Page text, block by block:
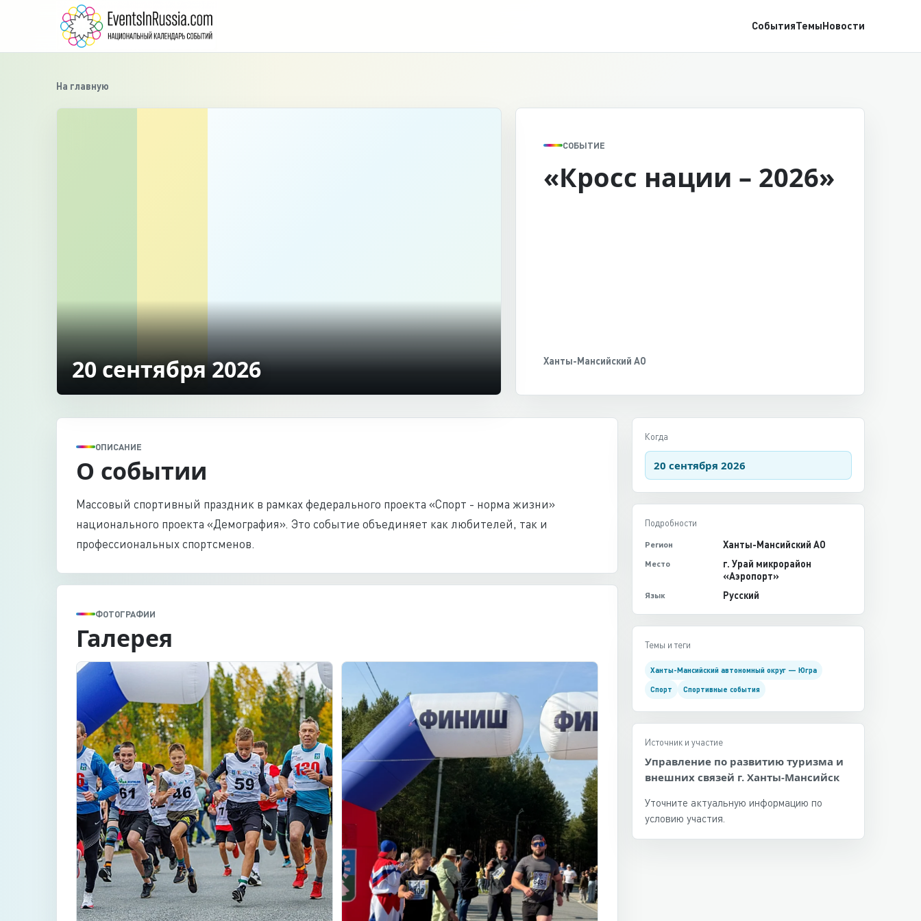
СобытияТемыНовости
На главную
‹
20 сентября 2026
СОБЫТИЕ
«Кросс нации – 2026»
Ханты-Мансийский АО
ОПИСАНИЕ
О событии
Массовый спортивный праздник в рамках федерального проекта «Спорт - норма жизни»
национального проекта «Демография». Это событие объединяет как любителей, так и
профессиональных спортсменов.
ФОТОГРАФИИ
Галерея
Когда
20 сентября 2026
Подробности
Регион Ханты-Мансийский АО
Место
г. Урай микрорайон
«Аэропорт»
Язык Русский
Темы и теги
Ханты-Мансийский автономный округ — Югра
Спорт Спортивные события
Источник и участие
Управление по развитию туризма и
внешних связей г. Ханты-Мансийск
Уточните актуальную информацию по
условию участия.